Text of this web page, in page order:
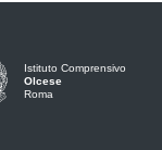
Istituto Comprensivo
Olcese
Roma